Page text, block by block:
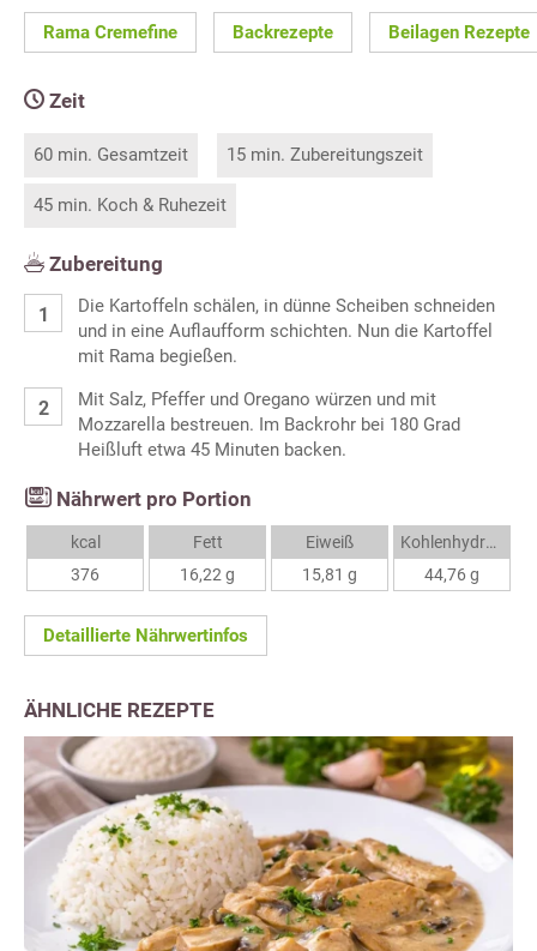
Rama Cremefine Backrezepte Beilagen Rezepte
Zeit
60 min. Gesamtzeit 15 min. Zubereitungszeit
45 min. Koch & Ruhezeit
Zubereitung
Die Kartoffeln schälen, in dünne Scheiben schneiden
und in eine Auflaufform schichten. Nun die Kartoffel
mit Rama begießen.
Mit Salz, Pfeffer und Oregano würzen und mit
Mozzarella bestreuen. Im Backrohr bei 180 Grad
Heißluft etwa 45 Minuten backen.
Nährwert pro Portion
kcal
376
Fett
16,22 g
Eiweiß
15,81 g
Kohlenhydrate
44,76 g
Detaillierte Nährwertinfos
ÄHNLICHE REZEPTE